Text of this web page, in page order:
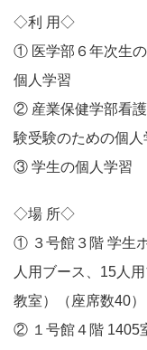
◇利 用◇
① 医学部６年次生
個人学習
② 産業保健学部看
験受験のための個人
③ 学生の個人学習
◇場 所◇
① ３号館３階 学生
人用ブース、15人
教室）（座席数40）
② １号館４階 1405